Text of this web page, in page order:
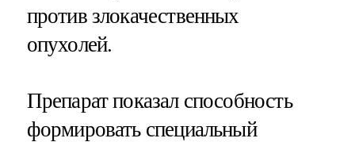
против злокачественных
опухолей.
Препарат показал способность
формировать специальный